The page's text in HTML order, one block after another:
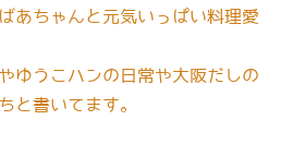
あちゃんと元気いっぱい料理愛
ゆうこハンの日常や大阪だしの
と書いてます。